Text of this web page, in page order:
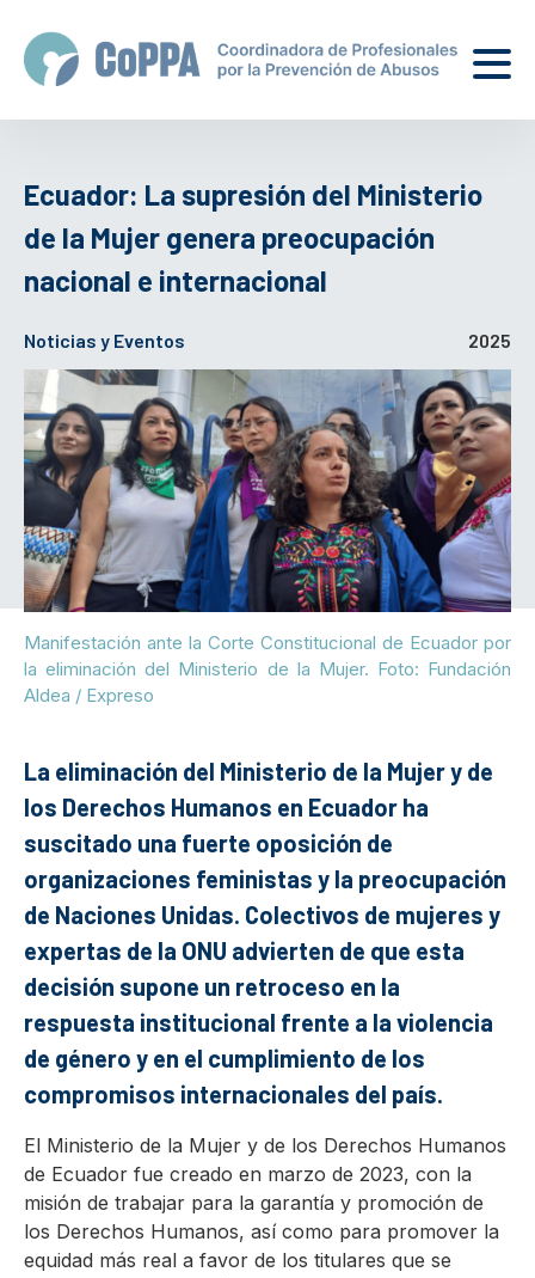
Ecuador: La supresión del Ministerio
de la Mujer genera preocupación
nacional e internacional
Noticias y Eventos 2025
Manifestación ante la Corte Constitucional de Ecuador por
la eliminación del Ministerio de la Mujer. Foto: Fundación
Aldea / Expreso
La eliminación del Ministerio de la Mujer y de
los Derechos Humanos en Ecuador ha
suscitado una fuerte oposición de
organizaciones feministas y la preocupación
de Naciones Unidas. Colectivos de mujeres y
expertas de la ONU advierten de que esta
decisión supone un retroceso en la
respuesta institucional frente a la violencia
de género y en el cumplimiento de los
compromisos internacionales del país.
El Ministerio de la Mujer y de los Derechos Humanos
de Ecuador fue creado en marzo de 2023, con la
misión de trabajar para la garantía y promoción de
los Derechos Humanos, así como para promover la
equidad más real a favor de los titulares que se